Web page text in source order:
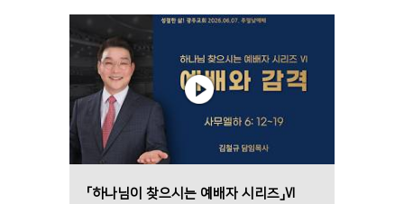
「하나님이 찾으시는 예배자 시리즈」Ⅵ